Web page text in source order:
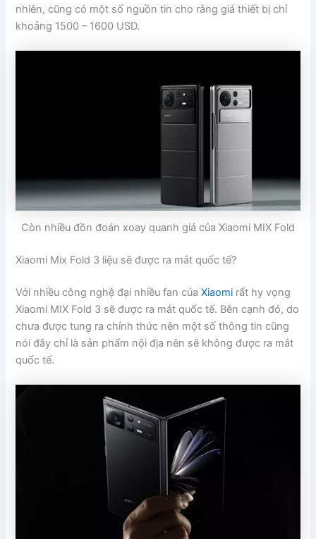
nhiên, cũng có một số nguồn tin cho rằng giá thiết bị chỉ
khoảng 1500 – 1600 USD.
Còn nhiều đồn đoán xoay quanh giá của Xiaomi MIX Fold
Xiaomi Mix Fold 3 liệu sẽ được ra mắt quốc tế?
Với nhiều công nghệ đại nhiều fan củaXiaomi rất hy vọng
Xiaomi MIX Fold 3 sẽ được ra mắt quốc tế. Bên cạnh đó, do
chưa được tung ra chính thức nên một số thông tin cũng
nói đây chỉ là sản phẩm nội địa nên sẽ không được ra mắt
quốc tế.